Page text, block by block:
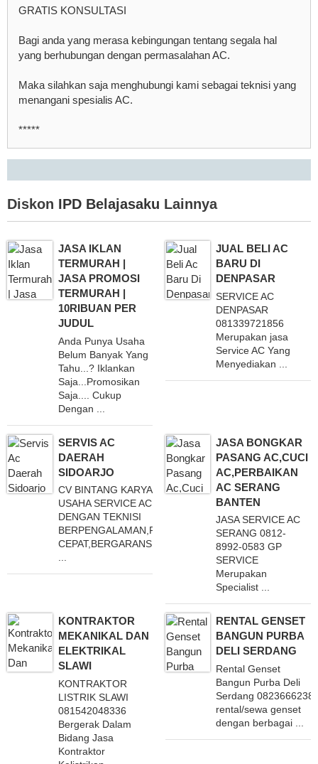
GRATIS KONSULTASI
Bagi anda yang merasa kebingungan tentang segala hal
yang berhubungan dengan permasalahan AC.
Maka silahkan saja menghubungi kami sebagai teknisi yang
menangani spesialis AC.
*****
Diskon IPD Belajasaku Lainnya
JASA IKLAN
TERMURAH |
JASA PROMOSI
TERMURAH |
10RIBUAN PER
JUDUL
Anda Punya Usaha
Belum Banyak Yang
Tahu...? Iklankan
Saja...Promosikan
Saja.... Cukup
Dengan ...
JUAL BELI AC
BARU DI
DENPASAR
SERVICE AC
DENPASAR
081339721856
Merupakan jasa
Service AC Yang
Menyediakan ...
SERVIS AC
DAERAH
SIDOARJO
CV BINTANG KARYA
USAHA SERVICE AC
DENGAN TEKNISI
BERPENGALAMAN,RESPON
CEPAT,BERGARANSI
JASA BONGKAR
PASANG AC,CUCI
AC,PERBAIKAN
AC SERANG
BANTEN
JASA SERVICE AC
SERANG 0812-
8992-0583 GP
SERVICE
Merupakan
Specialist ...
KONTRAKTOR
MEKANIKAL DAN
ELEKTRIKAL
SLAWI
KONTRAKTOR
LISTRIK SLAWI
081542048336
Bergerak Dalam
Bidang Jasa
Kontraktor
RENTAL GENSET
BANGUN PURBA
DELI SERDANG
Rental Genset
Bangun Purba Deli
Serdang
rental/sewa genset
dengan berbagai ...